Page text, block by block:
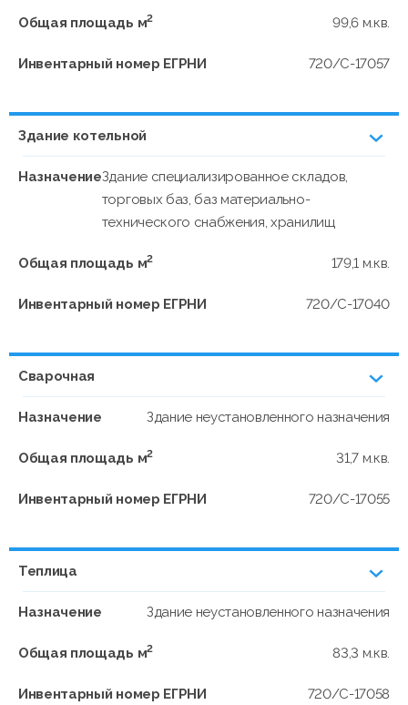
Общая площадь м2 99,6 м.кв.
Инвентарный номер ЕГРНИ 720/C-17057
Здание котельной
НазначениеЗдание специализированное складов,
торговых баз, баз материально-
технического снабжения, хранилищ
Общая площадь м2 179,1 м.кв.
Инвентарный номер ЕГРНИ 720/C-17040
Сварочная
Назначение Здание неустановленного назначения
Общая площадь м2 31,7 м.кв.
Инвентарный номер ЕГРНИ 720/C-17055
Теплица
Назначение Здание неустановленного назначения
Общая площадь м2 83,3 м.кв.
Инвентарный номер ЕГРНИ 720/C-17058